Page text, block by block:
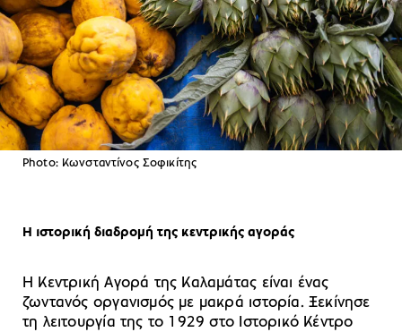
Photo: Κωνσταντίνος Σοφικίτης
Η ιστορική διαδρομή της κεντρικής αγοράς
Η Κεντρική Αγορά της Καλαμάτας είναι ένας
ζωντανός οργανισμός με μακρά ιστορία. Ξεκίνησε
τη λειτουργία της το 1929 στο Ιστορικό Κέντρο